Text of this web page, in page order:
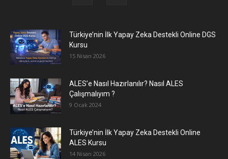
Türkiye’nin İlk Yapay Zeka Destekli Online DGS
Kursu
15 Nisan 2026
ALES’e Nasıl Hazırlanılır? Nasıl ALES
Çalışmalıyım ?
9 Ocak 2024
Türkiye’nin İlk Yapay Zeka Destekli Online
ALES Kursu
14 Nisan 2026